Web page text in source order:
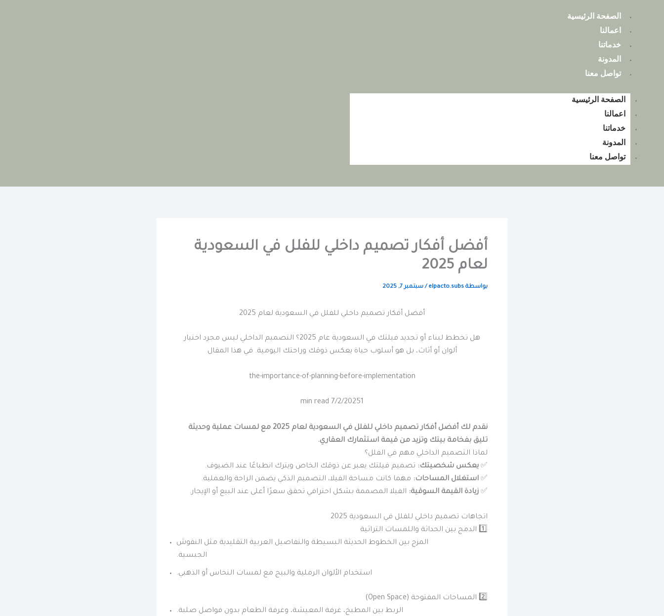
الصفحة الرئيسية
اعمالنا
خدماتنا
المدونة
تواصل معنا
الصفحة الرئيسية
اعمالنا
خدماتنا
المدونة
تواصل معنا
أفضل أفكار تصميم داخلي للفلل في السعودية
لعام 2025
بواسطة elpacto.subs
/سبتمبر 7, 2025
أفضل أفكار تصميم داخلي للفلل في السعودية لعام 2025
هل تخطط لبناء أو تجديد فيلتك في السعودية عام 2025؟ التصميم الداخلي ليس مجرد اختيار
ألوان أو أثاث، بل هو أسلوب حياة يعكس ذوقك وراحتك اليومية. في هذا المقال
the-importance-of-planning-before-implementation
7/2/2025 1 min read
نقدم لك أفضل أفكار تصميم داخلي للفلل في السعودية لعام 2025 مع لمسات عملية وحديثة
تليق بفخامة بيتك وتزيد من قيمة استثمارك العقاري.
لماذا التصميم الداخلي مهم في الفلل؟
✅ يعكس شخصيتك: تصميم فيلتك يعبر عن ذوقك الخاص ويترك انطباعًا عند الضيوف.
✅ استغلال المساحات: مهما كانت مساحة الفيلا، التصميم الذكي يضمن الراحة والعملية.
✅ زيادة القيمة السوقية: الفيلا المصممة بشكل احترافي تحقق سعرًا أعلى عند البيع أو الإيجار.
اتجاهات تصميم داخلي للفلل في السعودية 2025
1️⃣ الدمج بين الحداثة واللمسات التراثية
المزج بين الخطوط الحديثة البسيطة والتفاصيل العربية التقليدية مثل النقوش
الجبسية.
استخدام الألوان الرملية والبيج مع لمسات النحاس أو الذهبي.
2️⃣ المساحات المفتوحة (Open Space)
الربط بين المطبخ، غرفة المعيشة، وغرفة الطعام بدون فواصل صلبة.